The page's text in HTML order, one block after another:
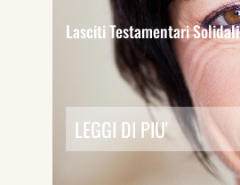
Lasciti Testamentari Solidali
LEGGI DI PIU'